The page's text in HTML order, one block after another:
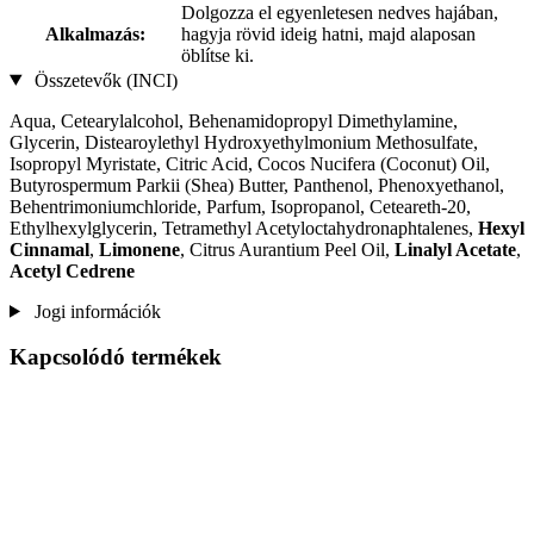
Alkalmazás:
Dolgozza el egyenletesen nedves hajában,
hagyja rövid ideig hatni, majd alaposan
öblítse ki.
Összetevők (INCI)
Aqua, Cetearylalcohol, Behenamidopropyl Dimethylamine,
Glycerin, Distearoylethyl Hydroxyethylmonium Methosulfate,
Isopropyl Myristate, Citric Acid, Cocos Nucifera (Coconut) Oil,
Butyrospermum Parkii (Shea) Butter, Panthenol, Phenoxyethanol,
Behentrimoniumchloride, Parfum, Isopropanol, Ceteareth-20,
Ethylhexylglycerin, Tetramethyl Acetyloctahydronaphtalenes, Hexyl
Cinnamal, Limonene, Citrus Aurantium Peel Oil, Linalyl Acetate,
Acetyl Cedrene
Jogi információk
Kapcsolódó termékek